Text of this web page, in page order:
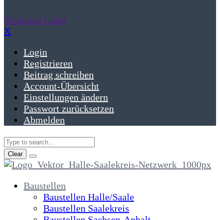
Welcome Guest
X
Login
Registrieren
Beitrag schreiben
Account-Übersicht
Einstellungen ändern
Passwort zurücksetzen
Abmelden
Clear
Baustellen
Baustellen Halle/Saale
Baustellen Saalekreis